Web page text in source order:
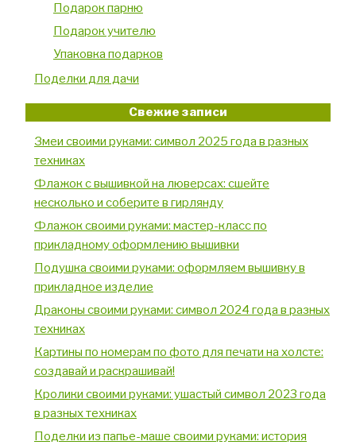
Подарок парню
Подарок учителю
Упаковка подарков
Поделки для дачи
Свежие записи
Змеи своими руками: символ 2025 года в разных
техниках
Флажок с вышивкой на люверсах: сшейте
несколько и соберите в гирлянду
Флажок своими руками: мастер-класс по
прикладному оформлению вышивки
Подушка своими руками: оформляем вышивку в
прикладное изделие
Драконы своими руками: символ 2024 года в разных
техниках
Картины по номерам по фото для печати на холсте:
создавай и раскрашивай!
Кролики своими руками: ушастый символ 2023 года
в разных техниках
Поделки из папье-маше своими руками: история